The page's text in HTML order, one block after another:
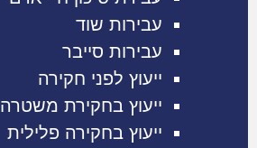
עבירות שוד
עבירות סייבר
ייעוץ לפני חקירה
ייעוץ בחקירת משטרה
ייעוץ בחקירה פלילית